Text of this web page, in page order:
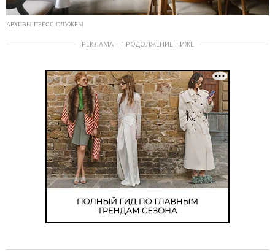
АРХИВЫ ПРЕСС-СЛУЖБЫ
РЕКЛАМА – ПРОДОЛЖЕНИЕ НИЖЕ